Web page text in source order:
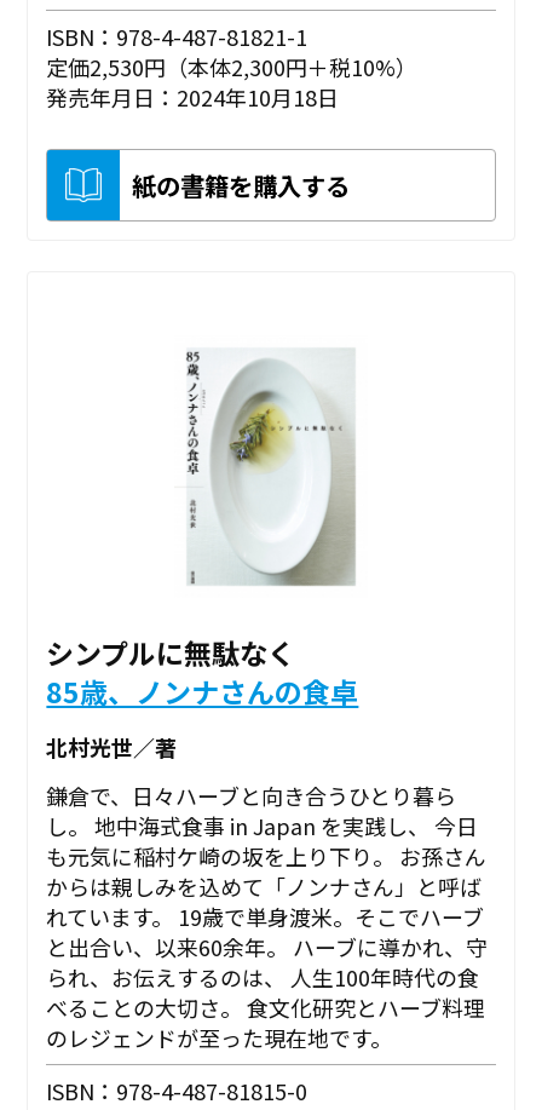
ISBN：978-4-487-81821-1
定価2,530円（本体2,300円＋税10%）
発売年月日：2024年10月18日
紙の書籍を購入する
シンプルに無駄なく
85歳、ノンナさんの食卓
北村光世／著
鎌倉で、日々ハーブと向き合うひとり暮ら
し。 地中海式食事 in Japan を実践し、 今日
も元気に稲村ケ崎の坂を上り下り――。 お孫さん
からは親しみを込めて「ノンナさん」と呼ば
れています。 19歳で単身渡米。そこでハーブ
と出合い、以来60余年。 ハーブに導かれ、守
られ、お伝えするのは、 人生100年時代の食
べることの大切さ。 食文化研究とハーブ料理
のレジェンドが至った現在地です。
ISBN：978-4-487-81815-0